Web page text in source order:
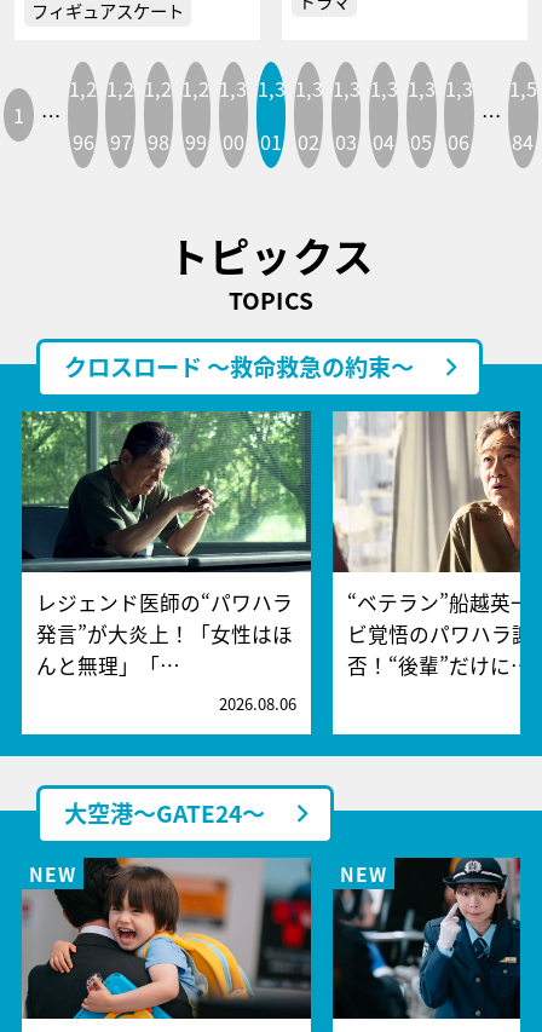
フィギュアスケート
1 …
1,2
96
1,2
97
1,2
98
1,2
99
1,3
00
1,3
01
1,3
02
1,3
03
1,3
04
1,3
05
1,3
06
…
1,5
84
トピックス
TOPICS
クロスロード ～救命救急の約束～
レジェンド医師の“パワハラ
発言”が大炎上！「女性はほ
んと無理」「…
2026.08.06
“ベテラン”船越英一
ビ覚悟のパワハラ謝
否！“後輩”だけに…
大空港～GATE24～